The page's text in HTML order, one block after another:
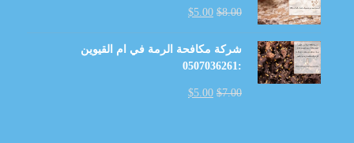
$8.00
$5.00
شركة مكافحة الرمة في ام القيوين
:0507036261
$7.00
$5.00